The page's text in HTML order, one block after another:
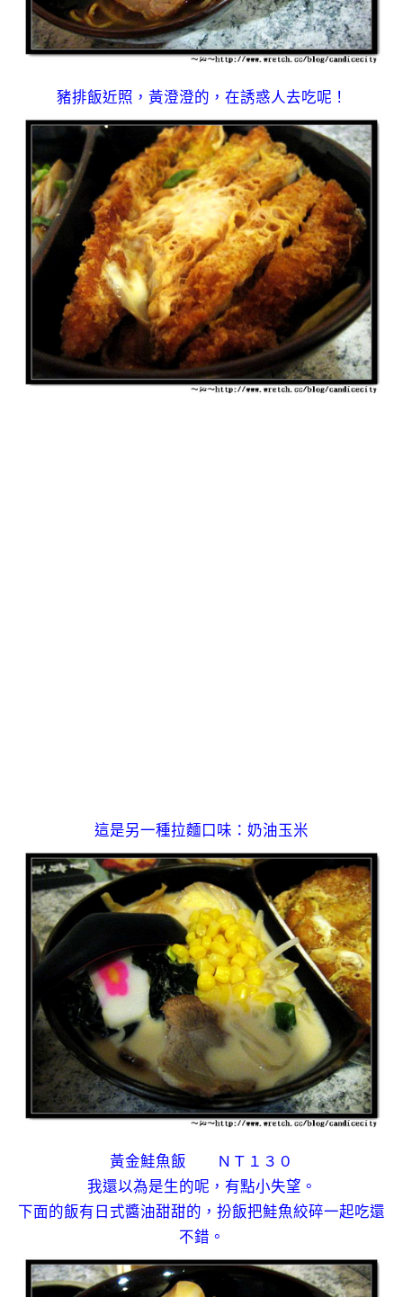
豬排飯近照，黃澄澄的，在誘惑人去吃呢！
這是另一種拉麵口味：奶油玉米
黃金鮭魚飯 ＮＴ１３０
我還以為是生的呢，有點小失望。
下面的飯有日式醬油甜甜的，扮飯把鮭魚絞碎一起吃還
不錯。